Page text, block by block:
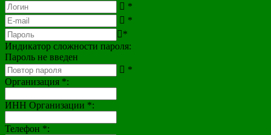
*
*
*
Индикатор сложности пароля:
Пароль не введен
*
Организация *:
ИНН Организации *:
Телефон *: